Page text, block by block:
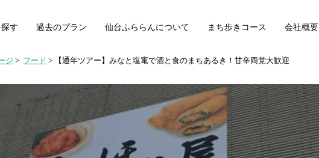
す 過去のプラン 仙台ふららんについて まち歩きコース 会社概要
ジ > フード > 【通年ツアー】みなと塩竃で酒と食のまちあるき！甘辛両党大歓迎